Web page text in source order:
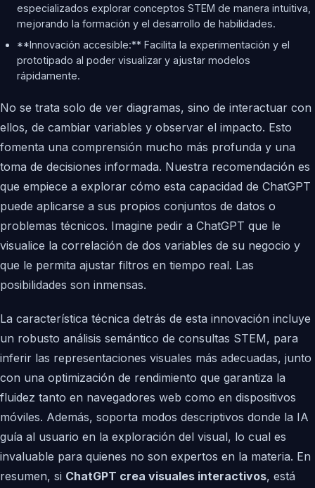
especializados explorar conceptos STEM de manera intuitiva,
mejorando la formación y el desarrollo de habilidades.
**Innovación accesible:** Facilita la experimentación y el
prototipado al poder visualizar y ajustar modelos
rápidamente.
No se trata solo de ver diagramas, sino de interactuar con
ellos, de cambiar variables y observar el impacto. Esto
fomenta una comprensión mucho más profunda y una
toma de decisiones informada. Nuestra recomendación es
que empiece a explorar cómo esta capacidad de ChatGPT
puede aplicarse a sus propios conjuntos de datos o
problemas técnicos. Imagine pedir a ChatGPT que le
visualice la correlación de dos variables de su negocio y
que le permita ajustar filtros en tiempo real. Las
posibilidades son inmensas.
La característica técnica detrás de esta innovación incluye
un robusto análisis semántico de consultas STEM, para
inferir las representaciones visuales más adecuadas, junto
con una optimización de rendimiento que garantiza la
fluidez tanto en navegadores web como en dispositivos
móviles. Además, soporta modos descriptivos donde la IA
guía al usuario en la exploración del visual, lo cual es
invaluable para quienes no son expertos en la materia. En
resumen, si ChatGPT crea visuales interactivos, está